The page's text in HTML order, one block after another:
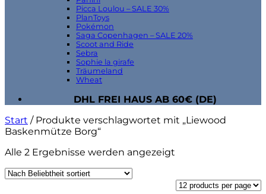
Picca Loulou – SALE 30%
PlanToys
Pokémon
Saga Copenhagen – SALE 20%
Scoot and Ride
Sebra
Sophie la girafe
Träumeland
Wheat
DHL FREI HAUS AB 60€ (DE)
Start /Produkte verschlagwortet mit „Liewood
Baskenmütze Borg“
Alle 2 Ergebnisse werden angezeigt